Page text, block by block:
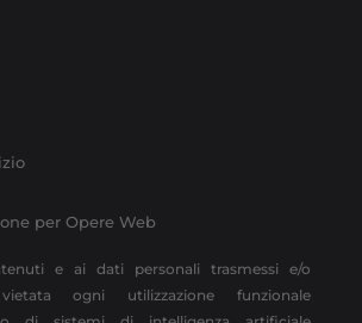
per Opere Web
e ai dati personali trasmessi e/o
ogni utilizzazione funzionale